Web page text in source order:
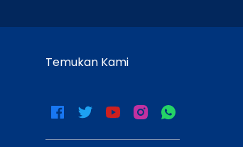
Temukan Kami